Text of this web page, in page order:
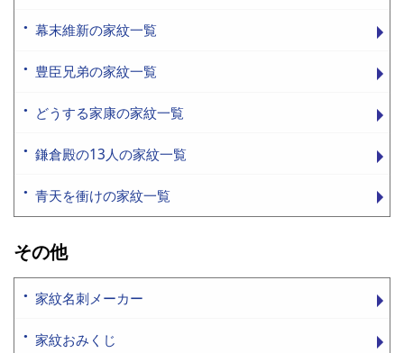
幕末維新の家紋一覧
豊臣兄弟の家紋一覧
どうする家康の家紋一覧
鎌倉殿の13人の家紋一覧
青天を衝けの家紋一覧
その他
家紋名刺メーカー
家紋おみくじ